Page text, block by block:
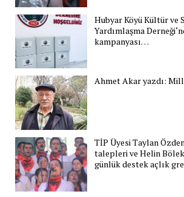
Hubyar Köyü Kültür ve
Yardımlaşma
kampanyası…
Ahmet Akar yazdı:
TİP Üyesi Taylan
talepleri ve Helin
günlük destek açlık